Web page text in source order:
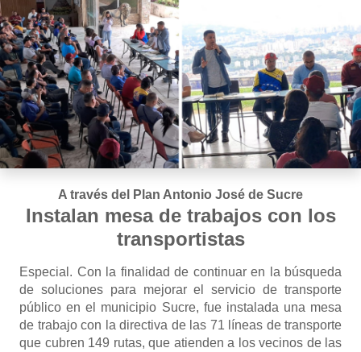
A través del Plan Antonio José de Sucre
Instalan mesa de trabajos con los
transportistas
Especial. Con la finalidad de continuar en la búsqueda
de soluciones para mejorar el servicio de transporte
público en el municipio Sucre, fue instalada una mesa
de trabajo con la directiva de las 71 líneas de transporte
que cubren 149 rutas, que atienden a los vecinos de las